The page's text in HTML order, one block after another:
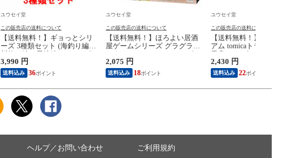
ユウセイ堂
この販売店の送料について
【送料無料！】ギョっとシリ
ーズ 3種類セット (海釣り編、
ム ホッパーエンターテイメン
ト 【ギョッと ぎょっと 魚ッ
ト 知育玩具 ボードゲーム】
3,990 円
送料込み 36
ユウセイ堂
この販売店の送料について
【送料無料！】ほろよい居酒
屋ゲームシリーズ グラグラえ
ム 【枝豆 ボードゲーム テー
ブルゲーム パーティゲーム 忘
年会 プレゼント 玩具】
2,075 円
送料込み 18
ユウセイ堂
この販売店の送料について
【送料無料！】トミカ
アム tomicaトランスポ
ン NISSAN トラック 自
ミニカー 本体 グッズ
生日 プレゼント 玩具】
2,430 円
送料込み 22
ヘルプ／お問い合わせ ご利用規約